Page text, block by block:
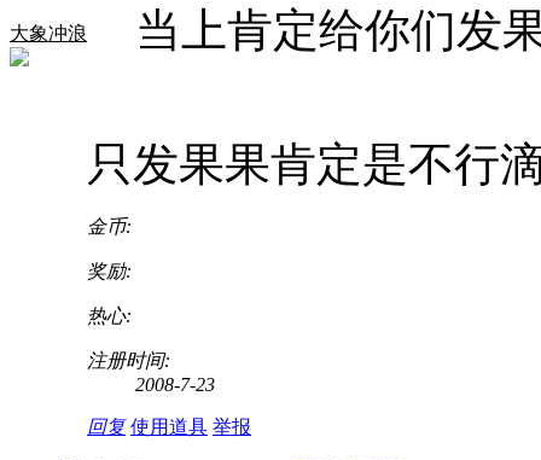
大象冲浪
当上肯定给你们发
只发果果肯定是不行
金币:
奖励:
热心:
注册时间:
2008-7-23
回复 使用道具 举报